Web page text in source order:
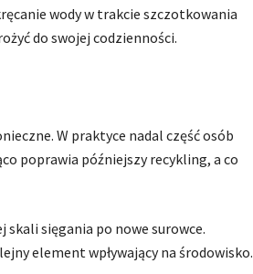
wody w trakcie szczotkowania
do swojej codzienności.
W praktyce nadal część osób
poprawia późniejszy recykling, a co
sięgania po nowe surowce.
element wpływający na środowisko.